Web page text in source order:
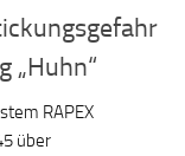
„Huhn“
RAPEX
über